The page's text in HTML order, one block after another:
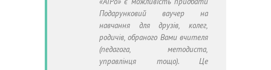
Подарунковий ваучер на
навчання для друзів, колег,
родичів, обраного Вами вчителя
(педагога, методиста,
управлінця тощо). Це